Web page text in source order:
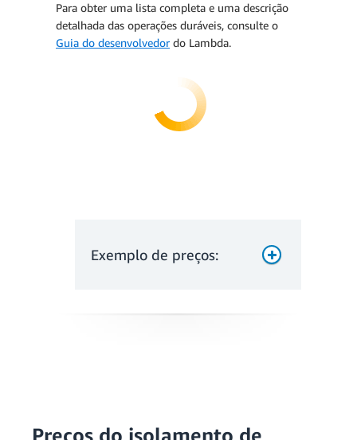
Cobranças de taxas de
administração
Para obter uma lista completa e uma descrição
detalhada das operações duráveis, consulte o
Guia do desenvolvedordo Lambda.
Exemplo de preços: